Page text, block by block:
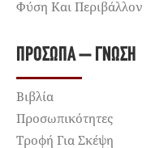
Φύση Και Περιβάλλον
ΠΡΌΣΩΠΑ – ΓΝΏΣΗ
Βιβλία
Προσωπικότητες
Τροφή Για Σκέψη